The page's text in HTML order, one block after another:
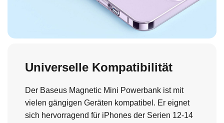
Universelle Kompatibilität
Der Baseus Magnetic Mini Powerbank ist mit
vielen gängigen Geräten kompatibel. Er eignet
sich hervorragend für iPhones der Serien 12-14